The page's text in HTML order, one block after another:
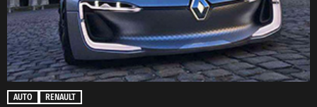
AUTO RENAULT